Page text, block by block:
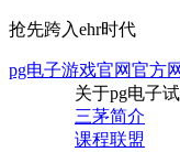
抢先跨入ehr时代
pg电子游戏官网官方
关于pg电子
三茅简介
课程联盟